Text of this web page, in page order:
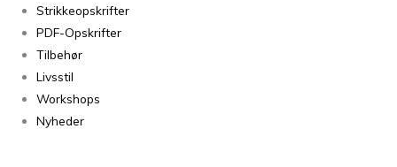
Strikkeopskrifter
PDF-Opskrifter
Tilbehør
Livsstil
Workshops
Nyheder